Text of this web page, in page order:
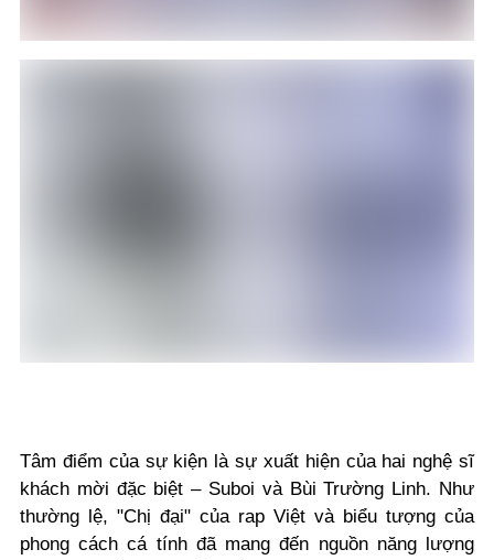
Tâm điểm của sự kiện là sự xuất hiện của hai nghệ sĩ
khách mời đặc biệt – Suboi và Bùi Trường Linh. Như
thường lệ, "Chị đại" của rap Việt và biểu tượng của
phong cách cá tính đã mang đến nguồn năng lượng